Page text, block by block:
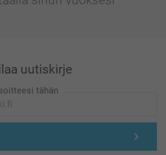
uutiskirje
tähän